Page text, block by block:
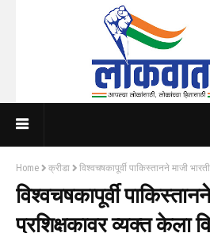
Home क्रीडा विश्वचषकापूर्वी पाकिस्तानने माजी
विश्वचषकापूर्वी
प्रशिक्षकावर व्यक्त केला